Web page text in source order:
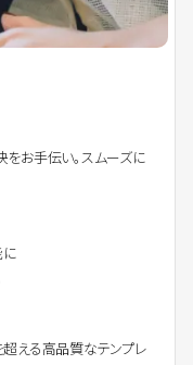
をお手伝い。スムーズに
に
える高品質なテンプレ